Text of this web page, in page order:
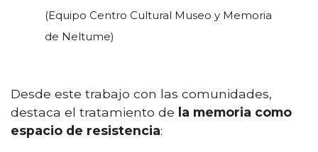
(Equipo Centro Cultural Museo y Memoria
de Neltume)
Desde este trabajo con las comunidades,
destaca el tratamiento de la memoria como
espacio de resistencia: